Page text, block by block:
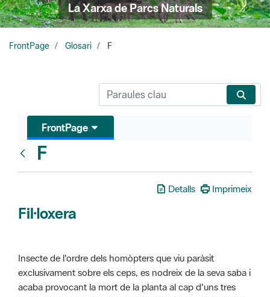
La Xarxa de Parcs Naturals
FrontPage Glosari F
FrontPage
F
Detalls Imprimeix
Fil·loxera
Insecte de l'ordre dels homòpters que viu paràsit
exclusivament sobre els ceps, es nodreix de la seva saba i
acaba provocant la mort de la planta al cap d'uns tres